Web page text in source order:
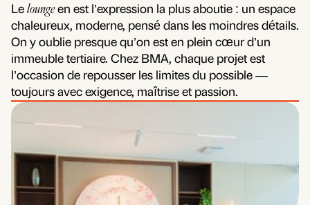
Leloungeen est l’expression la plus aboutie : un espace
chaleureux, moderne, pensé dans les moindres détails.
On y oublie presque qu’on est en plein cœur d’un
immeuble tertiaire. Chez BMA, chaque projet est
l’occasion de repousser les limites du possible —
toujours avec exigence, maîtrise et passion.